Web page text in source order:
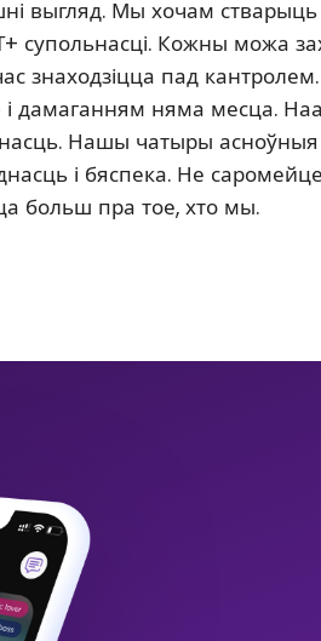
выгляд. Мы хочам
супольнасці. Кожны можа
знаходзіцца пад
і дамаганням няма месца.
Нашы чатыры асноўныя
і бяспека. Не
больш пра тое, хто мы.